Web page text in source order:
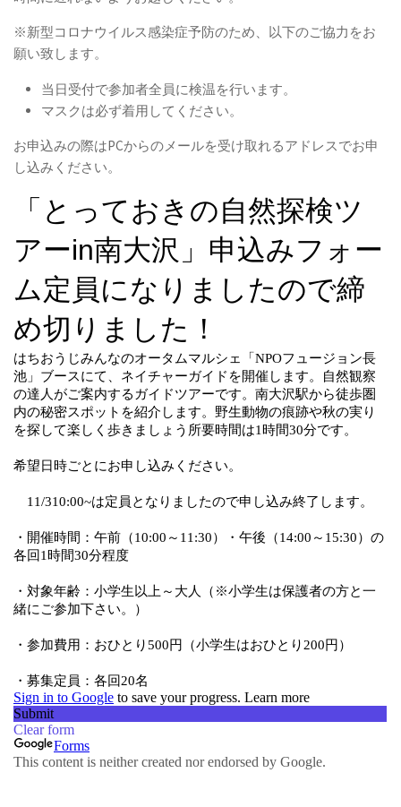
※新型コロナウイルス感染症予防のため、以下のご協力をお
願い致します。
当日受付で参加者全員に検温を行います。
マスクは必ず着用してください。
お申込みの際はPCからのメールを受け取れるアドレスでお申
し込みください。